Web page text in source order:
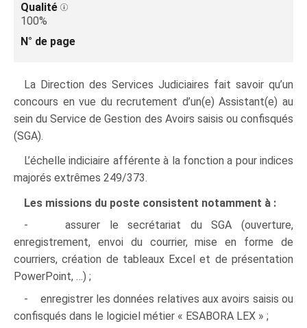
Qualité
100%
N° de page
La Direction des Services Judiciaires fait savoir qu’un
concours en vue du recrutement d’un(e) Assistant(e) au
sein du Service de Gestion des Avoirs saisis ou confisqués
(SGA).
L’échelle indiciaire afférente à la fonction a pour indices
majorés extrêmes 249/373.
Les missions du poste consistent notamment à :
- assurer le secrétariat du SGA (ouverture,
enregistrement, envoi du courrier, mise en forme de
courriers, création de tableaux Excel et de présentation
PowerPoint, …) ;
- enregistrer les données relatives aux avoirs saisis ou
confisqués dans le logiciel métier « ESABORA LEX » ;